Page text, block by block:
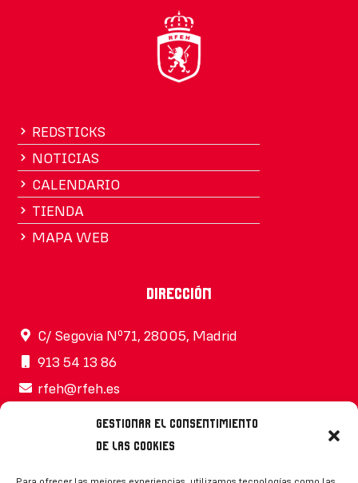
Gestionar el consentimiento
de las cookies
REDSTICKS
NOTICIAS
CALENDARIO
TIENDA
MAPA WEB
Dirección
C/ Segovia Nº71, 28005, Madrid
913 54 13 86
rfeh@rfeh.es
Síguenos